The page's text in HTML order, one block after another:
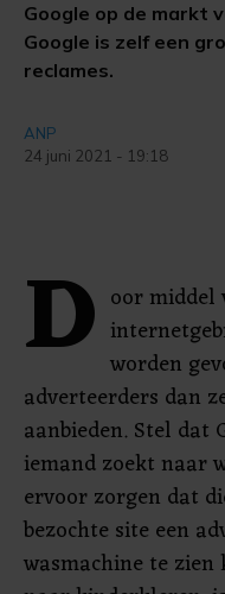
Google op de markt
Google is zelf een
reclames.
ANP
24 juni 2021 - 19:18
D oor middel
worden
adverteerders dan
aanbieden. Stel dat
iemand zoekt naar
ervoor zorgen dat
bezochte site een
wasmachine te